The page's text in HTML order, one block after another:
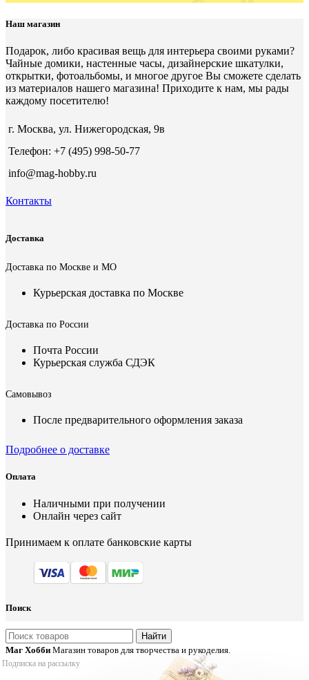
Наш магазин
Подарок, либо красивая вещь для интерьера своими руками?
Чайные домики, настенные часы, дизайнерские шкатулки,
открытки, фотоальбомы, и многое другое Вы сможете сделать
из материалов нашего магазина! Приходите к нам, мы рады
каждому посетителю!
г. Москва, ул. Нижегородская, 9в
Телефон: +7 (495) 998-50-77
info@mag-hobby.ru
Контакты
Доставка
Доставка по Москве и МО
Курьерская доставка по Москве
Доставка по России
Почта России
Курьерская служба СДЭК
Самовывоз
После предварительного оформления заказа
Подробнее о доставке
Оплата
Наличными при получении
Онлайн через сайт
Принимаем к оплате банковские карты
Поиск
Найти
Маг Хобби Магазин товаров для творчества и рукоделия.
Подписка на рассылку